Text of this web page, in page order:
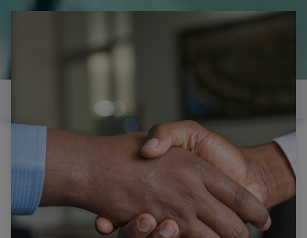
il est temps de
réparer...Electronique 66 est
heureux de vous aider
Tous les produits
BRANDT B3207LD CARTE INVERTER SSI320_4UA01